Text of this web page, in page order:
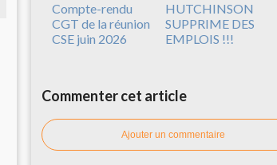
Compte-rendu
CGT de la réunion
CSE juin 2026
HUTCHINSON
SUPPRIME DES
EMPLOIS !!!
Commenter cet article
Ajouter un commentaire